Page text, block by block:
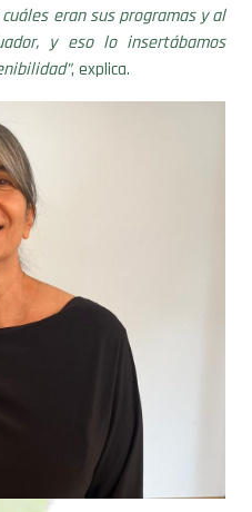
eran sus programas y al
y eso lo insertábamos
, explica.